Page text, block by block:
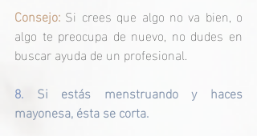
Consejo: Si crees que algo no va bien, o
algo te preocupa de nuevo, no dudes en
buscar ayuda de un profesional.
8. Si estás menstruando y haces
mayonesa, ésta se corta.